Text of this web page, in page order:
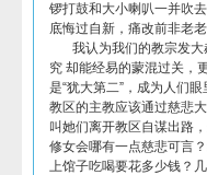
锣打鼓和大小喇叭一并吹
底悔过自新，痛改前非老
我认为我们的教宗发大
究 却能经易的蒙混过关，
是“犹大第二”，成为人们
教区的主教应该通过慈悲
叫她们离开教区自谋出路
修女会哪有一点慈悲可言
上馆子吃喝要花多少钱？